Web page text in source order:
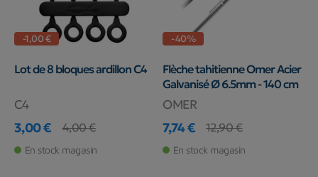
-1,00 €
Lot de 8 bloques ardillon C4
C4
Prix
3,00 €
Prix de base
4,00 €
En stock magasin
-40%
Flèche tahitienne Omer Acier
Galvanisé Ø 6.5mm - 140 cm
OMER
Prix
7,74 €
Prix de base
12,90 €
En stock magasin